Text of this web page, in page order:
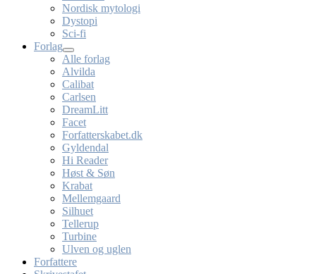
Nordisk mytologi
Dystopi
Sci-fi
Forlag
Alle forlag
Alvilda
Calibat
Carlsen
DreamLitt
Facet
Forfatterskabet.dk
Gyldendal
Hi Reader
Høst & Søn
Krabat
Mellemgaard
Silhuet
Tellerup
Turbine
Ulven og uglen
Forfattere